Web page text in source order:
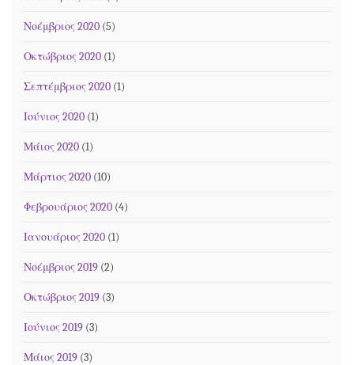
Νοέμβριος 2020 (5)
Οκτώβριος 2020 (1)
Σεπτέμβριος 2020 (1)
Ιούνιος 2020 (1)
Μάιος 2020 (1)
Μάρτιος 2020 (10)
Φεβρουάριος 2020 (4)
Ιανουάριος 2020 (1)
Νοέμβριος 2019 (2)
Οκτώβριος 2019 (3)
Ιούνιος 2019 (3)
Μάιος 2019 (3)